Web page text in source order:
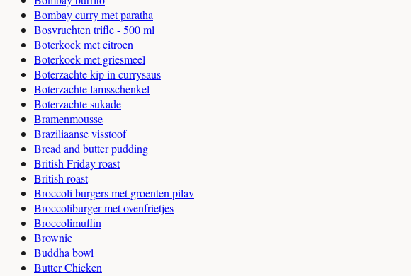
Bombay curry met paratha
Bosvruchten trifle - 500 ml
Boterkoek met citroen
Boterkoek met griesmeel
Boterzachte kip in currysaus
Boterzachte lamsschenkel
Boterzachte sukade
Bramenmousse
Braziliaanse visstoof
Bread and butter pudding
British Friday roast
British roast
Broccoli burgers met groenten pilav
Broccoliburger met ovenfrietjes
Broccolimuffin
Brownie
Buddha bowl
Butter Chicken